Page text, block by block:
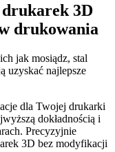
drukarek 3D
drukowania
jak mosiądz, stal
uzyskać najlepsze
dla Twojej drukarki
dokładnością i
Precyzyjnie
3D bez modyfikacji